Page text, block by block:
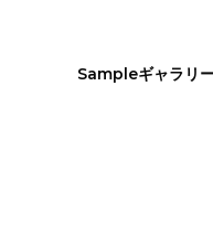
Sampleギャラリ